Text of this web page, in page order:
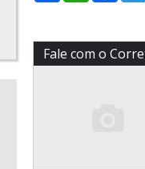
Fale com o